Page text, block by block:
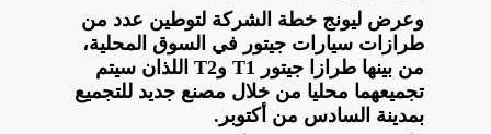
وعرض ليونج خطة الشركة لتوطين عدد من
طرازات سيارات جيتور في السوق المحلية،
من بينها طرازا جيتور T1 وT2 اللذان سيتم
تجميعهما محليا من خلال مصنع جديد للتجميع
بمدينة السادس من أكتوبر.